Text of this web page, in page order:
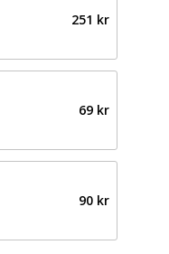
251 kr
69 kr
90 kr